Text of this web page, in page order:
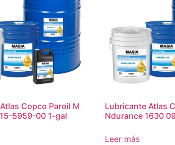
Copco Paroil M
5959-00 1-gal
Lubricante Atlas
Ndurance 1630
Leer más